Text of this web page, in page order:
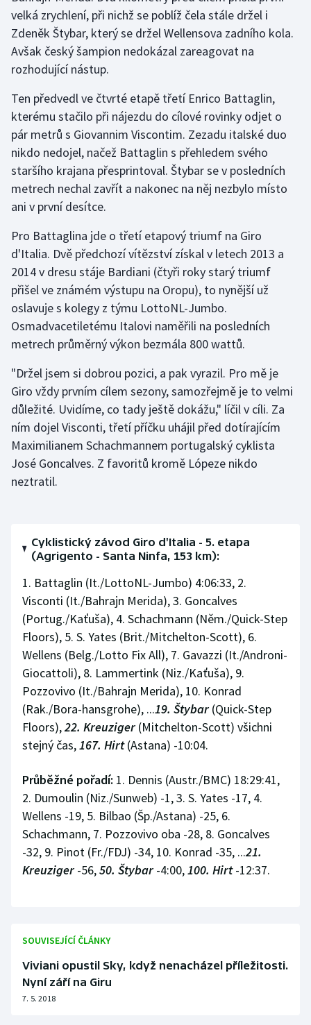
velká zrychlení, při nichž se poblíž čela stále držel i
Zdeněk Štybar, který se držel Wellensova zadního kola.
Avšak český šampion nedokázal zareagovat na
rozhodující nástup.
Ten předvedl ve čtvrté etapě třetí Enrico Battaglin,
kterému stačilo při nájezdu do cílové rovinky odjet o
pár metrů s Giovannim Viscontim. Zezadu italské duo
nikdo nedojel, načež Battaglin s přehledem svého
staršího krajana přesprintoval. Štybar se v posledních
metrech nechal zavřít a nakonec na něj nezbylo místo
ani v první desítce.
Pro Battaglina jde o třetí etapový triumf na Giro
d'Italia. Dvě předchozí vítězství získal v letech 2013 a
2014 v dresu stáje Bardiani (čtyři roky starý triumf
přišel ve známém výstupu na Oropu), to nynější už
oslavuje s kolegy z týmu LottoNL-Jumbo.
Osmadvacetiletému Italovi naměřili na posledních
metrech průměrný výkon bezmála 800 wattů.
"Držel jsem si dobrou pozici, a pak vyrazil. Pro mě je
Giro vždy prvním cílem sezony, samozřejmě je to velmi
důležité. Uvidíme, co tady ještě dokážu," líčil v cíli. Za
ním dojel Visconti, třetí příčku uhájil před dotírajícím
Maximilianem Schachmannem portugalský cyklista
José Goncalves. Z favoritů kromě Lópeze nikdo
neztratil.
Cyklistický závod Giro d'Italia - 5. etapa
(Agrigento - Santa Ninfa, 153 km):
1. Battaglin (It./LottoNL-Jumbo) 4:06:33, 2.
Visconti (It./Bahrajn Merida), 3. Goncalves
(Portug./Kaťuša), 4. Schachmann (Něm./Quick-Step
Floors), 5. S. Yates (Brit./Mitchelton-Scott), 6.
Wellens (Belg./Lotto Fix All), 7. Gavazzi (It./Androni-
Giocattoli), 8. Lammertink (Niz./Kaťuša), 9.
Pozzovivo (It./Bahrajn Merida), 10. Konrad
(Rak./Bora-hansgrohe), ...19. Štybar (Quick-Step
Floors),22. Kreuziger (Mitchelton-Scott) všichni
stejný čas,167. Hirt(Astana) -10:04.
Průběžné pořadí: 1. Dennis (Austr./BMC) 18:29:41,
2. Dumoulin (Niz./Sunweb) -1, 3. S. Yates -17, 4.
Wellens -19, 5. Bilbao (Šp./Astana) -25, 6.
Schachmann, 7. Pozzovivo oba -28, 8. Goncalves
-32, 9. Pinot (Fr./FDJ) -34, 10. Konrad -35, ...21.
Kreuziger -56,50. Štybar -4:00,100. Hirt-12:37.
SOUVISEJÍCÍ ČLÁNKY
Viviani opustil Sky, když nenacházel příležitosti.
Nyní září na Giru
7. 5. 2018